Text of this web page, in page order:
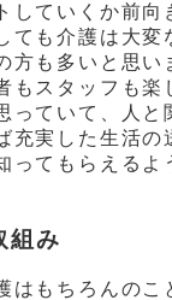
していくか前向
ても介護は大変
方も多いと思い
もスタッフも楽
っていて、人と
充実した生活の
ってもらえるよ
組み
はもちろんのこ